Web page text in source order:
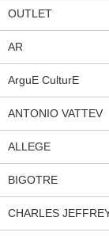
OUTLET
AR
ArguE CulturE
ANTONIO VATTEV
ALLEGE
BIGOTRE
CHARLES